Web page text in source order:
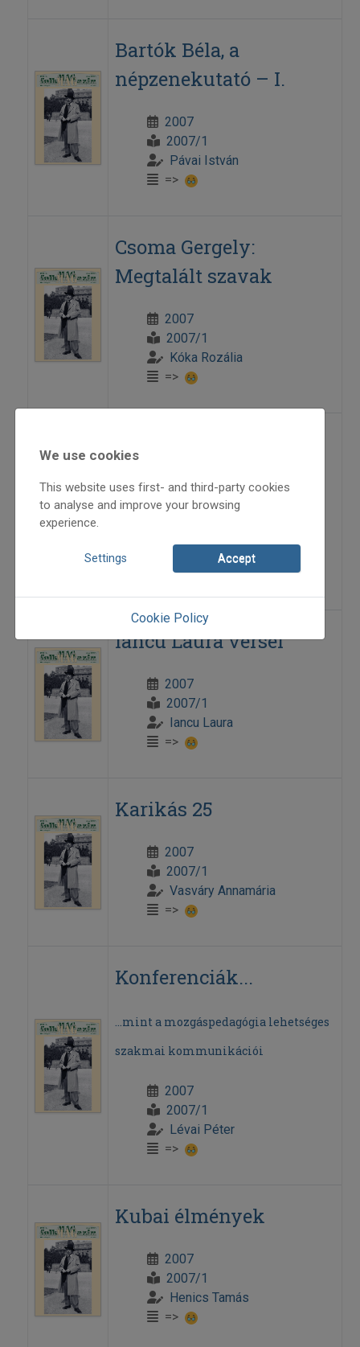
Bartók Béla, a
népzenekutató – I.
2007
2007/1
Pávai István
=>
Csoma Gergely:
Megtalált szavak
2007
2007/1
Kóka Rozália
=>
Dialógus az
2007
Misi Gábor
=>
Iancu Laura versei
2007
2007/1
Iancu Laura
=>
Karikás 25
2007
2007/1
Vasváry Annamária
=>
Konferenciák...
...mint a mozgáspedagógia lehetséges
szakmai kommunikációi
2007
2007/1
Lévai Péter
=>
Kubai élmények
2007
2007/1
Henics Tamás
=>
We use cookies
This website uses first- and third-party cookies
to analyse and improve your browsing
experience.
Settings Accept
Cookie Policy